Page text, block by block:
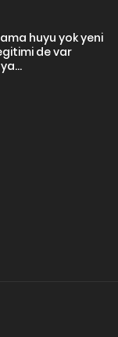
huyu yok yeni
de var